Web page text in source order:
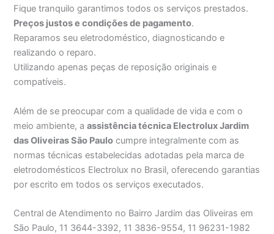
Fique tranquilo garantimos todos os serviços prestados.
Preços justos e condições de pagamento.
Reparamos seu eletrodoméstico, diagnosticando e
realizando o reparo.
Utilizando apenas peças de reposição originais e
compatíveis.
Além de se preocupar com a qualidade de vida e com o
meio ambiente, aassistência técnica Electrolux Jardim
das Oliveiras São Paulo cumpre integralmente com as
normas técnicas estabelecidas adotadas pela marca de
eletrodomésticos Electrolux no Brasil, oferecendo garantias
por escrito em todos os serviços executados.
Central de Atendimento no Bairro Jardim das Oliveiras em
São Paulo, 11 3644-3392, 11 3836-9554, 11 96231-1982